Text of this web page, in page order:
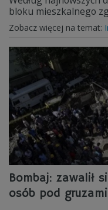
bloku mieszkalnego
Zobacz więcej na temat:
Bombaj: zawalił
osób pod gruzami